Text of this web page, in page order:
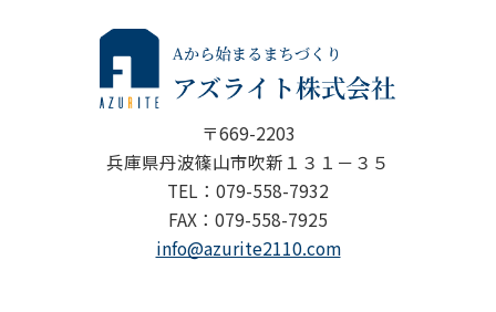
〒669-2203
兵庫県丹波篠山市吹新１３１－３５
TEL：079-558-7932
FAX：079-558-7925
info@azurite2110.com